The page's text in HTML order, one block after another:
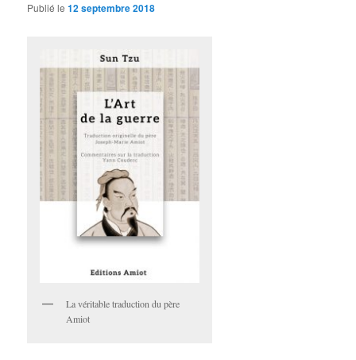
Publié le12 septembre 2018
La véritable traduction du père
Amiot